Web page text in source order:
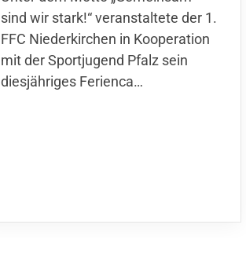
wir stark!“ veranstaltete der 1. FFC
Niederkirchen in Kooperation mit
der Sportjugend Pfalz sein
diesjähriges Ferienca…